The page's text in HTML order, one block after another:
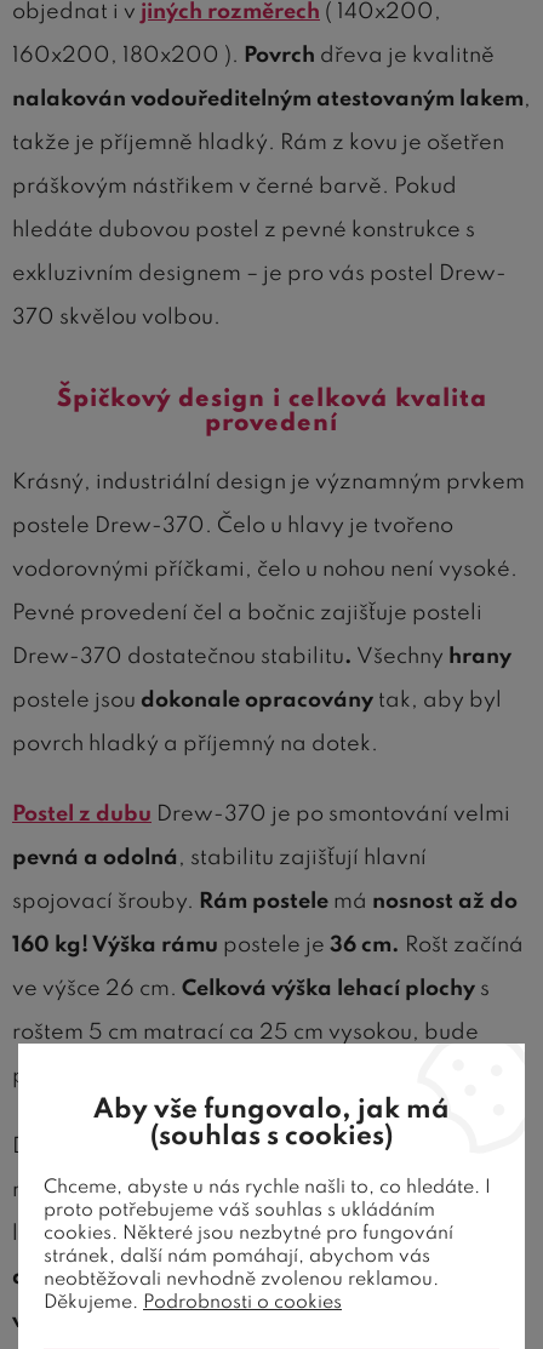
objednat i v jiných rozměrech ( 140x200,
160x200, 180x200 ). Povrch dřeva je kvalitně
nalakován vodouředitelným atestovaným lakem,
takže je příjemně hladký. Rám z kovu je ošetřen
práškovým nástřikem v černé barvě. Pokud
hledáte dubovou postel z pevné konstrukce s
exkluzivním designem – je pro vás postel Drew-
370 skvělou volbou.
Špičkový design i celková kvalita
provedení
Krásný, industriální design je významným prvkem
postele Drew-370. Čelo u hlavy je tvořeno
vodorovnými příčkami, čelo u nohou není vysoké.
Pevné provedení čel a bočnic zajišťuje posteli
Drew-370 dostatečnou stabilitu. Všechny hrany
postele jsou dokonale opracovány tak, aby byl
povrch hladký a příjemný na dotek.
Postel z dubu Drew-370 je po smontování velmi
pevná a odolná , stabilitu zajišťují hlavní
spojovací šrouby. Rám postele má nosnost až do
160 kg! Výška rámu postele je 36 cm. Rošt začíná
ve výšce 26 cm. Celková výška lehací plochy s
roštem 5 cm matrací ca 25 cm vysokou, bude
přibližně
Dřevěná postel Drew-370 je vyrobena z
masivního dubu s povrchovou úpravou přírodního
laku.Lakovaný povrch je příjemný a hladký na
dotek. Používá se výhradněekologický
vodouředitelný lak
Aby vše fungovalo, jak má
(souhlas s cookies)
Chceme, abyste u nás rychle našli to, co hledáte. I
proto potřebujeme váš souhlas s ukládáním
cookies. Některé jsou nezbytné pro fungování
stránek, další nám pomáhají, abychom vás
neobtěžovali nevhodně zvolenou reklamou.
Děkujeme. Podrobnosti o cookies